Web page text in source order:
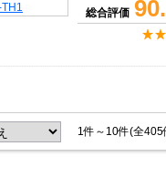
総合評価
1件～10件(全